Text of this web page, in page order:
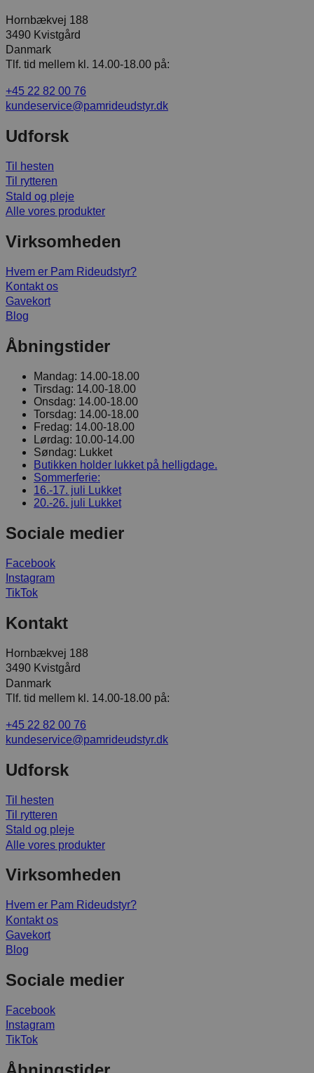
Hornbækvej 188
3490 Kvistgård
Danmark
Tlf. tid mellem kl. 14.00-18.00 på:
+45 22 82 00 76
kundeservice@pamrideudstyr.dk
Udforsk
Til hesten
Til rytteren
Stald og pleje
Alle vores produkter
Virksomheden
Hvem er Pam Rideudstyr?
Kontakt os
Gavekort
Blog
Åbningstider
Mandag: 14.00-18.00
Tirsdag: 14.00-18.00
Onsdag: 14.00-18.00
Torsdag: 14.00-18.00
Fredag: 14.00-18.00
Lørdag: 10.00-14.00
Søndag: Lukket
Butikken holder lukket på helligdage.
Sommerferie:
16.-17. juli Lukket
20.-26. juli Lukket
Sociale medier
Facebook
Instagram
TikTok
Kontakt
Hornbækvej 188
3490 Kvistgård
Danmark
Tlf. tid mellem kl. 14.00-18.00 på:
+45 22 82 00 76
kundeservice@pamrideudstyr.dk
Udforsk
Til hesten
Til rytteren
Stald og pleje
Alle vores produkter
Virksomheden
Hvem er Pam Rideudstyr?
Kontakt os
Gavekort
Blog
Sociale medier
Facebook
Instagram
TikTok